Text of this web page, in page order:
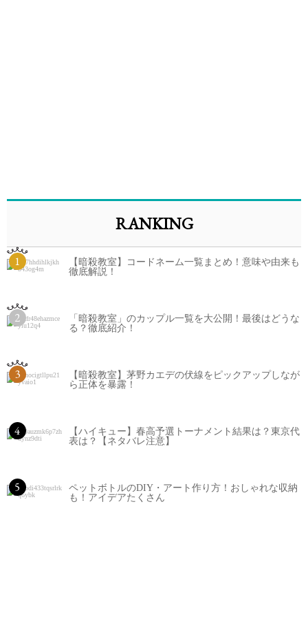
RANKING
1
【暗殺教室】コードネーム一覧まとめ！意味や由来も
徹底解説！
2
「暗殺教室」のカップル一覧を大公開！最後はどうな
る？徹底紹介！
3
【暗殺教室】茅野カエデの伏線をピックアップしなが
ら正体を暴露！
4
【ハイキュー】春高予選トーナメント結果は？東京代
表は？【ネタバレ注意】
5
ペットボトルのDIY・アート作り方！おしゃれな収納
も！アイデアたくさん